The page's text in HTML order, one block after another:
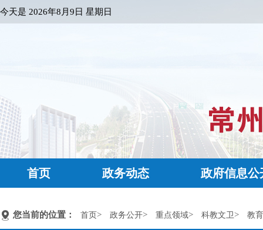
今天是 2026年8月9日 星期日
首页 政务动态 政府信息公
您当前的位置： 首页> 政务公开> 重点领域> 科教文卫> 教